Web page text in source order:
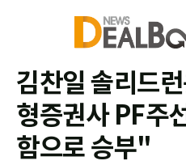
김찬일 솔리드
형증권사 PF주
함으로 승부"